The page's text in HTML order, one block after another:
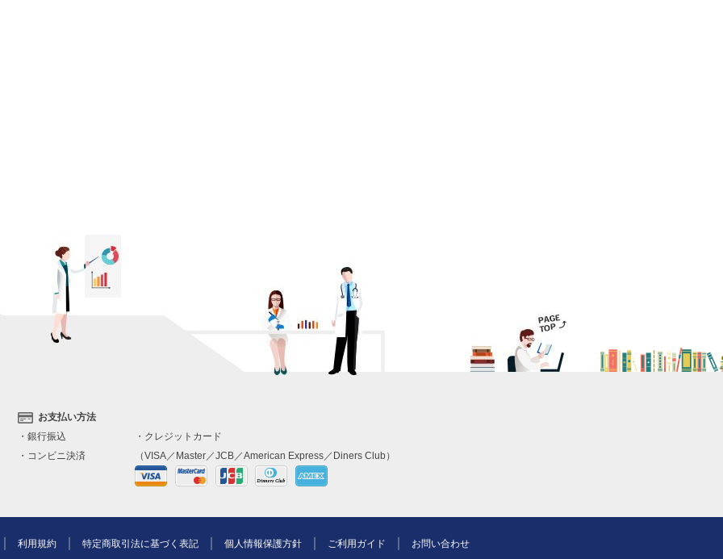
お支払い方法
・銀行振込
・コンビニ決済
・クレジットカード
（VISA／Master／JCB／American Express／Diners Club）
利用規約 特定商取引法に基づく表記 個人情報保護方針 ご利用ガイド お問い合わせ